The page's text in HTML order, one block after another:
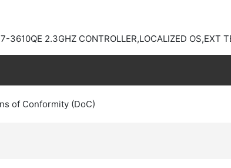
3610QE 2.3GHZ CONTROLLER,LOCALIZED OS,EXT
of Conformity (DoC)